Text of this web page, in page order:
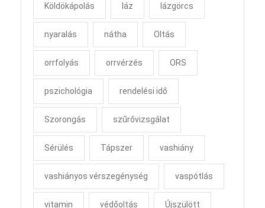
Köldökápolás láz lázgörcs
nyaralás nátha Oltás
orrfolyás orrvérzés ORS
pszichológia rendelési idő
Szorongás szűrővizsgálat
Sérülés Tápszer vashiány
vashiányos vérszegénység vaspótlás
vitamin védőoltás Újszülött